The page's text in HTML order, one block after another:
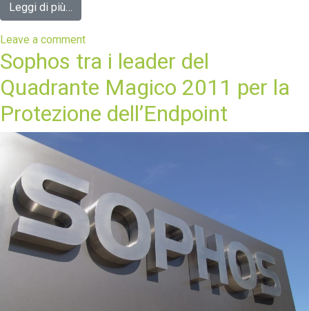
Leggi di più…
Leave a comment
Sophos tra i leader del
Quadrante Magico 2011 per la
Protezione dell’Endpoint